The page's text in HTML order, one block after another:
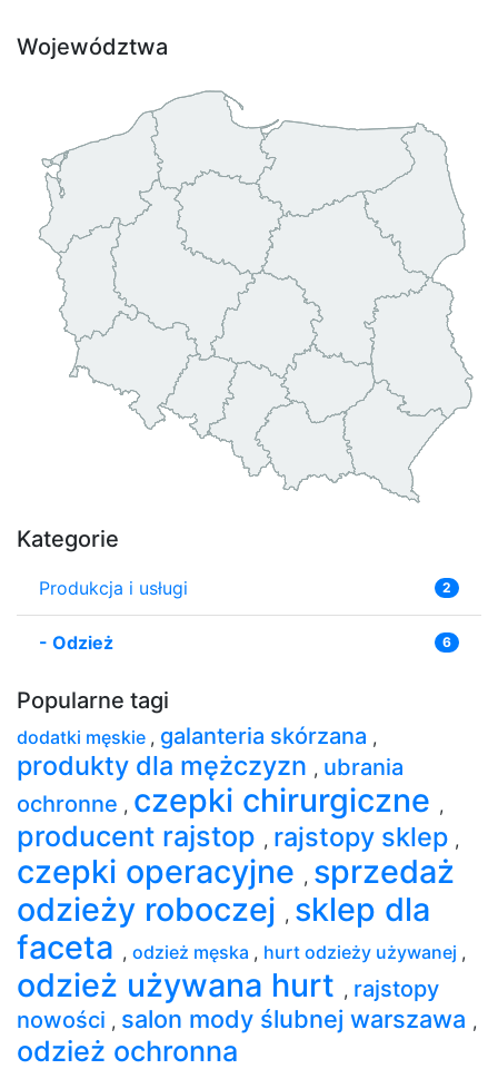
Województwa
Kategorie
Produkcja i usługi 2
- Odzież 6
Popularne tagi
dodatki męskie , galanteria skórzana ,
produkty dla mężczyzn , ubrania
ochronne , czepki chirurgiczne ,
producent rajstop , rajstopy sklep ,
czepki operacyjne , sprzedaż
odzieży roboczej , sklep dla
faceta , odzież męska , hurt odzieży używanej ,
odzież używana hurt , rajstopy
nowości , salon mody ślubnej warszawa ,
odzież ochronna